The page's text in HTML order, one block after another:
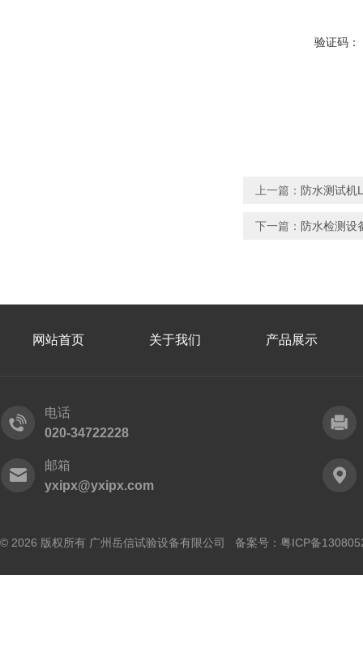
验证码：
上一篇： 防水测试机
下一篇： 防水检测设
网站首页 关于我们 产品展示
电话
020-34722228
邮箱
yxipx@yxipx.com
© 2026 版权所有 广州岳信试验设备有限公司 备案号： 粤ICP备